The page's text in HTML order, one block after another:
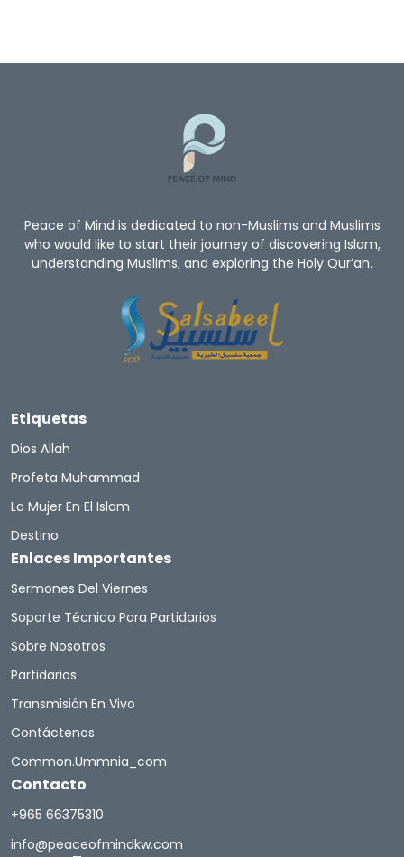
Peace of Mind is dedicated to non-Muslims and Muslims
who would like to start their journey of discovering Islam,
understanding Muslims, and exploring the Holy Qur’an.
Etiquetas
Dios Allah
Profeta Muhammad
La Mujer En El Islam
Destino
Enlaces Importantes
Sermones Del Viernes
Soporte Técnico Para Partidarios
Sobre Nosotros
Partidarios
Transmisión En Vivo
Contáctenos
Common.ummnia_com
Contacto
+965 66375310
info@peaceofmindkw.com